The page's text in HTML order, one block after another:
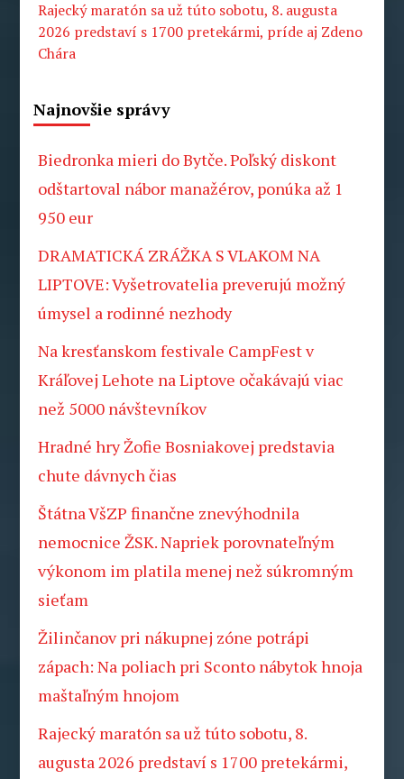
Rajecký maratón sa už túto sobotu, 8. augusta
2026 predstaví s 1700 pretekármi, príde aj Zdeno
Chára
Najnovšie správy
Biedronka mieri do Bytče. Poľský diskont
odštartoval nábor manažérov, ponúka až 1
950 eur
DRAMATICKÁ ZRÁŽKA S VLAKOM NA
LIPTOVE: Vyšetrovatelia preverujú možný
úmysel a rodinné nezhody
Na kresťanskom festivale CampFest v
Kráľovej Lehote na Liptove očakávajú viac
než 5000 návštevníkov
Hradné hry Žofie Bosniakovej predstavia
chute dávnych čias
Štátna VšZP finančne znevýhodnila
nemocnice ŽSK. Napriek porovnateľným
výkonom im platila menej než súkromným
sieťam
Žilinčanov pri nákupnej zóne potrápi
zápach: Na poliach pri Sconto nábytok hnoja
maštaľným hnojom
Rajecký maratón sa už túto sobotu, 8.
augusta 2026 predstaví s 1700 pretekármi,